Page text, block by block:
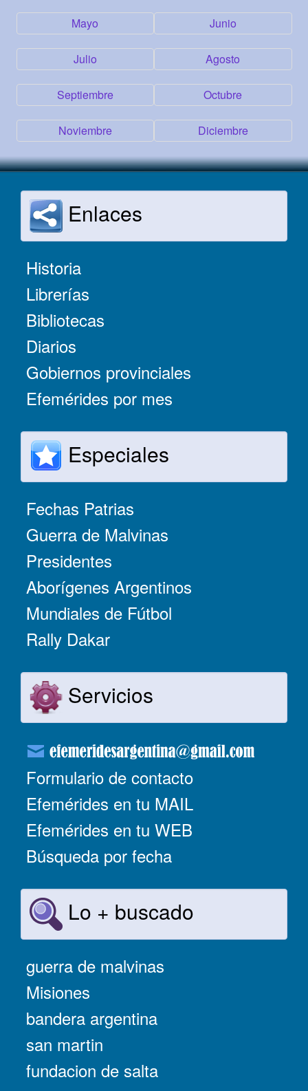
Mayo Junio
Julio Agosto
Septiembre Octubre
Noviembre Diciembre
Enlaces
Historia
Librerías
Bibliotecas
Diarios
Gobiernos provinciales
Efemérides por mes
Especiales
Fechas Patrias
Guerra de Malvinas
Presidentes
Aborígenes Argentinos
Mundiales de Fútbol
Rally Dakar
Servicios
Formulario de contacto
Efemérides en tu MAIL
Efemérides en tu WEB
Búsqueda por fecha
Lo + buscado
guerra de malvinas
Misiones
bandera argentina
san martin
fundacion de salta